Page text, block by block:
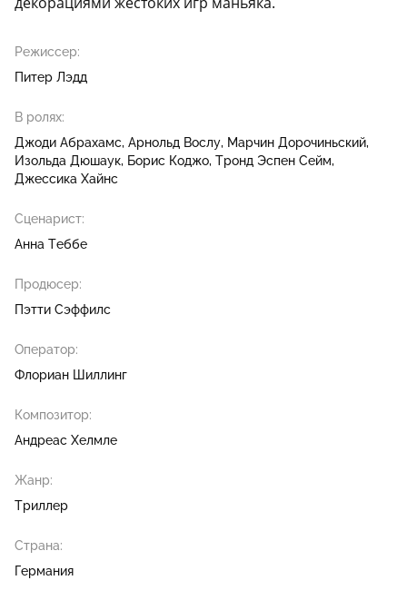
Режиссер:
Питер Лэдд
В ролях:
Джоди Абрахамс Арнольд Вослу Марчин Дорочиньский
Изольда Дюшаук Борис Коджо Тронд Эспен Сейм
Джессика Хайнс
Сценарист:
Анна Теббе
Продюсер:
Пэтти Сэффилс
Оператор:
Флориан Шиллинг
Композитор:
Андреас Хелмле
Жанр:
Триллер
Страна:
Германия